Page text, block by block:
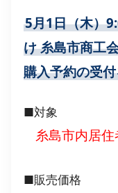
5月1日（木）
け 糸島市商工
購入予約の受
■対象
糸島市内居住
■販売価格